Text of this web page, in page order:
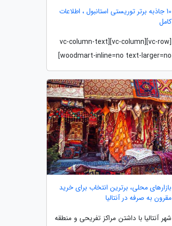
10 جاذبه برتر توریستی استانبول ، اطلاعات
کامل
[vc-row][vc-column][vc-column-text
woodmart-inline=no text-larger=no]
بازارهای محلی، برترین انتخاب برای خرید
مقرون به صرفه در آنتالیا
شهر آنتالیا با داشتن مراکز تفریحی و منطقه